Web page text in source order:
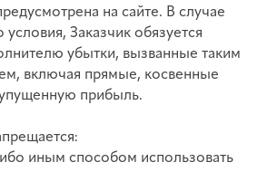
на сайте. В случае
условия, Заказчик обязуется
убытки, вызванные таким
включая прямые, косвенные
прибыль.
иным способом использовать